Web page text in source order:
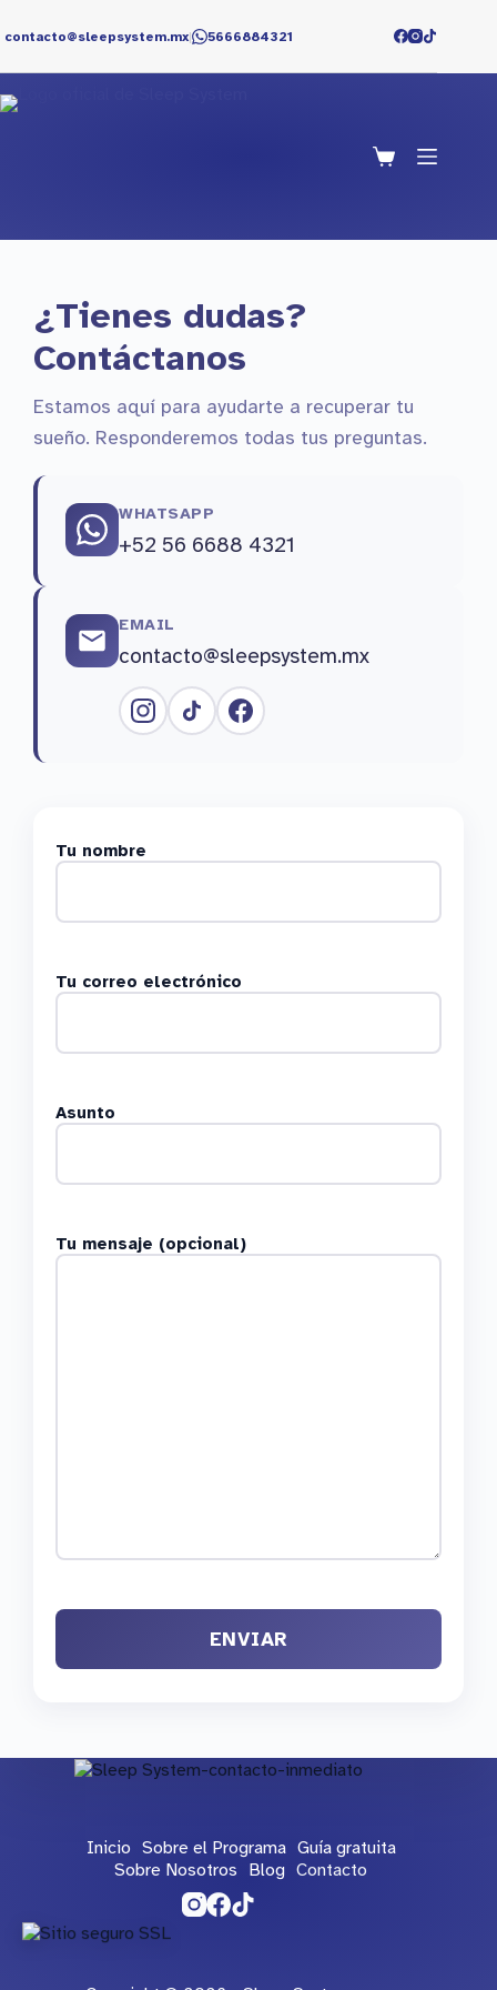
contacto@sleepsystem.mx| 5666884321
¿Tienes dudas?
Contáctanos
Estamos aquí para ayudarte a recuperar tu
sueño. Responderemos todas tus preguntas.
WHATSAPP
+52 56 6688 4321
EMAIL
contacto@sleepsystem.mx
Tu nombre
Tu correo electrónico
Asunto
Tu mensaje (opcional)
Inicio Sobre el Programa Guía gratuita
Sobre Nosotros Blog Contacto